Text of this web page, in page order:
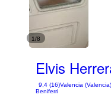
1/8
Elvis
9,4 (16)Valencia
Beniferri